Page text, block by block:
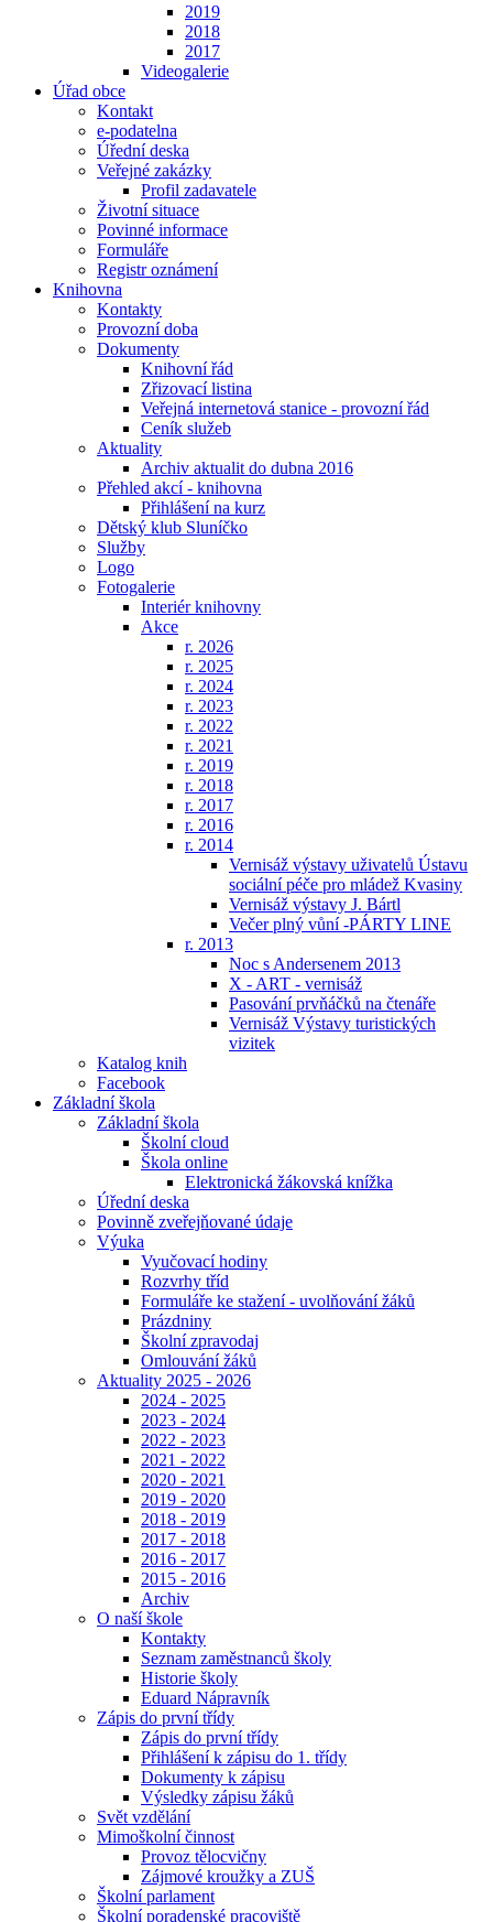
2019
2018
2017
Videogalerie
Úřad obce
Kontakt
e-podatelna
Úřední deska
Veřejné zakázky
Profil zadavatele
Životní situace
Povinné informace
Formuláře
Registr oznámení
Knihovna
Kontakty
Provozní doba
Dokumenty
Knihovní řád
Zřizovací listina
Veřejná internetová stanice - provozní řád
Ceník služeb
Aktuality
Archiv aktualit do dubna 2016
Přehled akcí - knihovna
Přihlášení na kurz
Dětský klub Sluníčko
Služby
Logo
Fotogalerie
Interiér knihovny
Akce
r. 2026
r. 2025
r. 2024
r. 2023
r. 2022
r. 2021
r. 2019
r. 2018
r. 2017
r. 2016
r. 2014
Vernisáž výstavy uživatelů Ústavu
sociální péče pro mládež Kvasiny
Vernisáž výstavy J. Bártl
Večer plný vůní -PÁRTY LINE
r. 2013
Noc s Andersenem 2013
X - ART - vernisáž
Pasování prvňáčků na čtenáře
Vernisáž Výstavy turistických
vizitek
Katalog knih
Facebook
Základní škola
Základní škola
Školní cloud
Škola online
Elektronická žákovská knížka
Úřední deska
Povinně zveřejňované údaje
Výuka
Vyučovací hodiny
Rozvrhy tříd
Formuláře ke stažení - uvolňování žáků
Prázdniny
Školní zpravodaj
Omlouvání žáků
Aktuality 2025 - 2026
2024 - 2025
2023 - 2024
2022 - 2023
2021 - 2022
2020 - 2021
2019 - 2020
2018 - 2019
2017 - 2018
2016 - 2017
2015 - 2016
Archiv
O naší škole
Kontakty
Seznam zaměstnanců školy
Historie školy
Eduard Nápravník
Zápis do první třídy
Zápis do první třídy
Přihlášení k zápisu do 1. třídy
Dokumenty k zápisu
Výsledky zápisu žáků
Svět vzdělání
Mimoškolní činnost
Provoz tělocvičny
Zájmové kroužky a ZUŠ
Školní parlament
Školní poradenské pracoviště